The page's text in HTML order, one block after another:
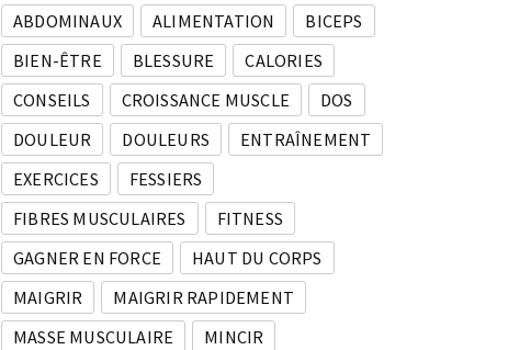
ABDOMINAUX ALIMENTATION
BICEPS
BIEN-ÊTRE
BLESSURE
CALORIES
CONSEILS
CROISSANCE MUSCLE
DOS
DOULEUR
DOULEURS
ENTRAÎNEMENT
EXERCICES
FESSIERS
FIBRES MUSCULAIRES
FITNESS
GAGNER EN FORCE
HAUT DU CORPS
MAIGRIR
MAIGRIR RAPIDEMENT
MASSE MUSCULAIRE
MINCIR